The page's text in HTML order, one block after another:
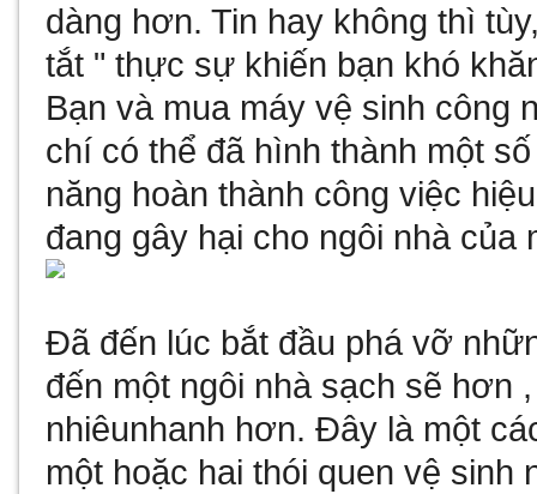
dàng hơn. Tin hay không thì
tắt " thực sự khiến bạn khó
Bạn và mua máy vệ sinh công
chí có thể đã hình thành một
năng hoàn thành công việc
đang gây hại cho ngôi nhà của
Đã đến lúc bắt đầu phá vỡ
đến một ngôi nhà sạch sẽ hơn
nhiêunhanh hơn. Đây là một
một hoặc hai thói quen vệ sinh